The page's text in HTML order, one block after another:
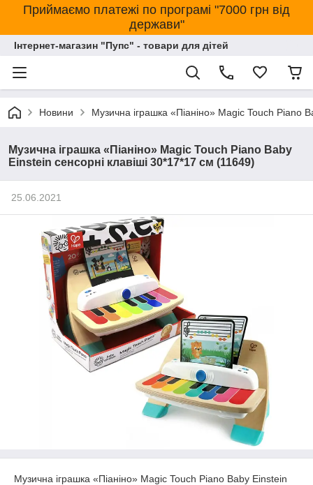
Приймаємо платежі по програмі "7000 грн від
держави"
Інтернет-магазин "Пупс" - товари для дітей
Новини Музична іграшка «Піаніно» Magic Touch Piano
Музична іграшка «Піаніно» Magic Touch Piano Baby
Einstein сенсорні клавіші 30*17*17 см (11649)
25.06.2021
Музична іграшка «Піаніно» Magic Touch Piano Baby Einstein